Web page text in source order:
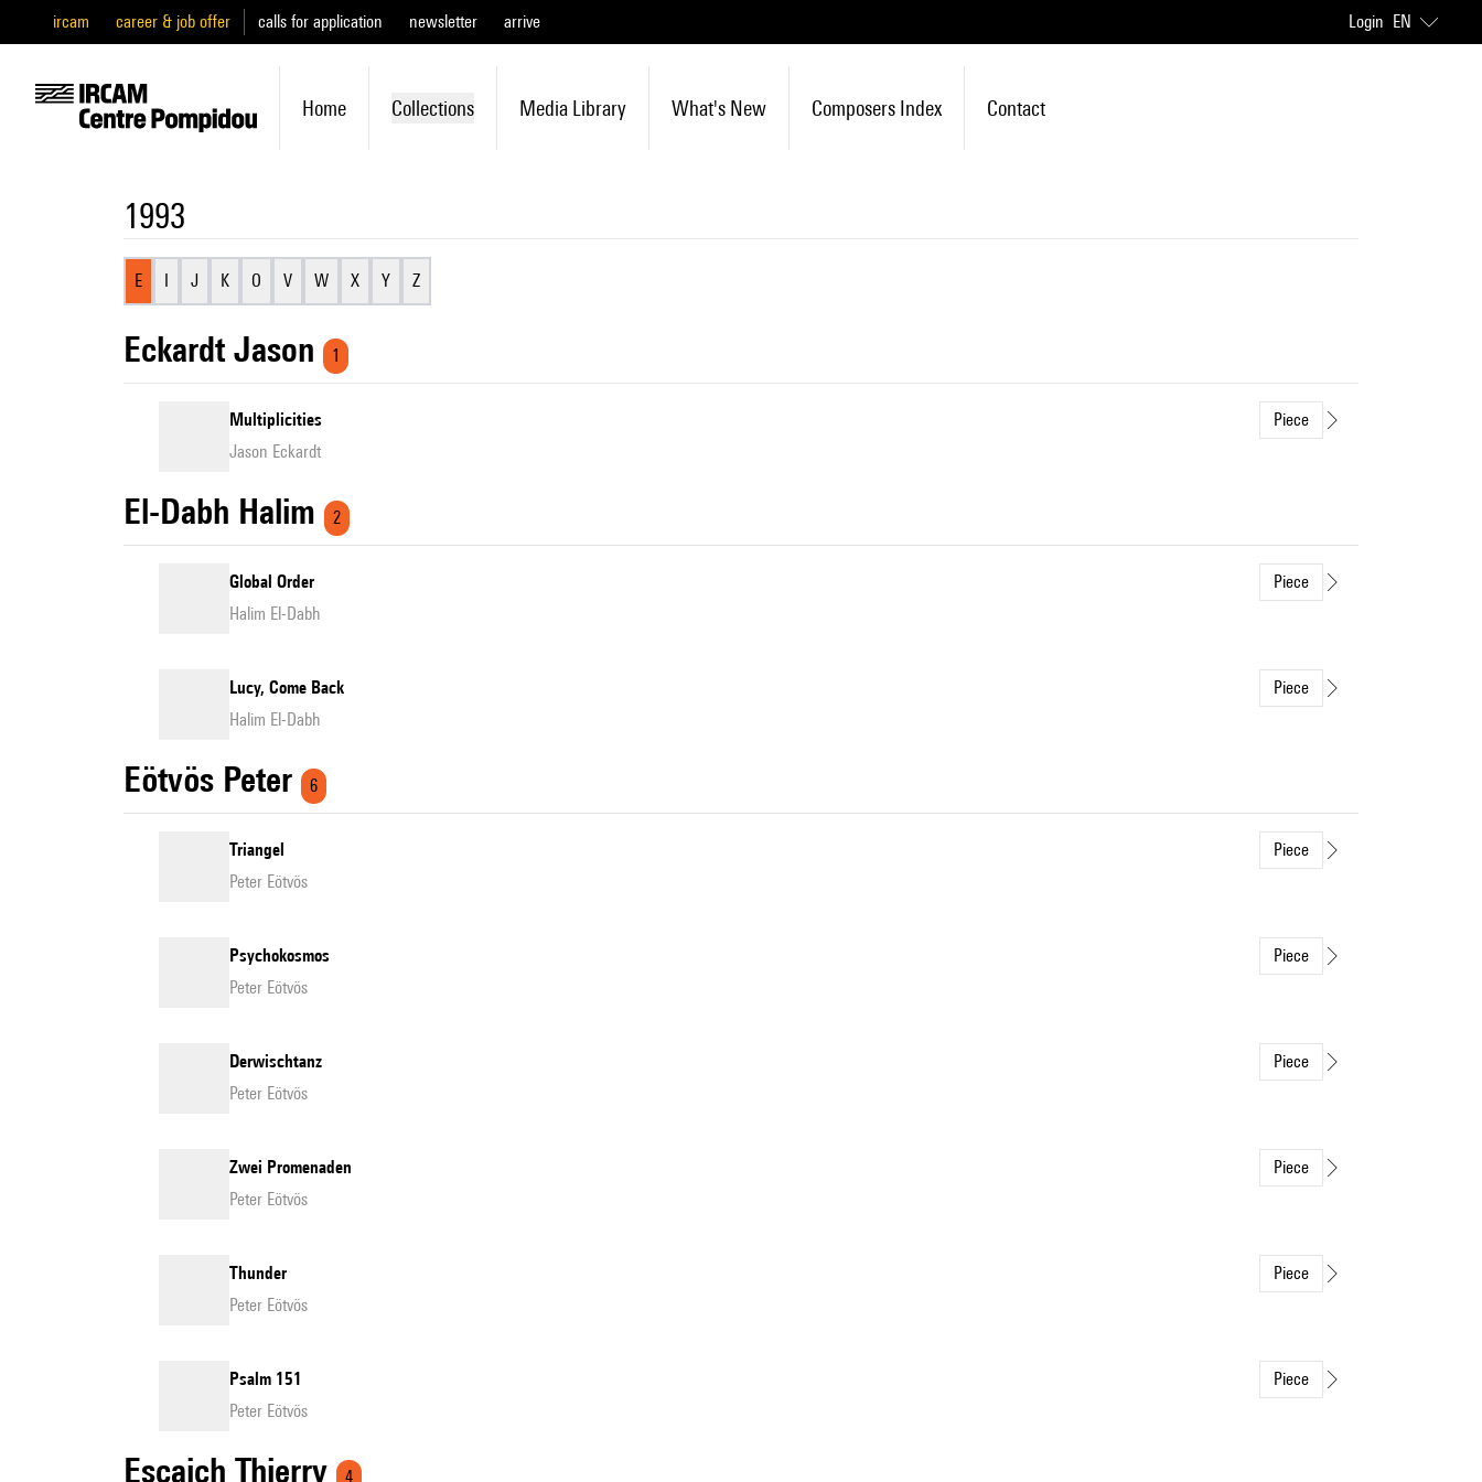
ircam career & job offer calls for application newsletter arrive Login EN
Home Collections Media Library What's New Composers Index Contact
1993
E I J K O V W X Y Z
Eckardt Jason 1
Multiplicities
Piece
Jason Eckardt
El-Dabh Halim 2
Global Order
Piece
Halim El-Dabh
Lucy, Come Back
Piece
Halim El-Dabh
Eötvös Peter 6
Triangel
Piece
Peter Eötvös
Psychokosmos
Piece
Peter Eötvös
Derwischtanz
Piece
Peter Eötvös
Zwei Promenaden
Piece
Peter Eötvös
Thunder
Piece
Peter Eötvös
Psalm 151
Piece
Peter Eötvös
Escaich Thierry 4